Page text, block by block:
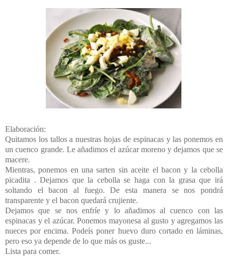
Elaboración:
Quitamos los tallos a nuestras hojas de espinacas y las ponemos en
un cuenco grande. Le añadimos el azúcar moreno y dejamos que se
macere.
Mientras, ponemos en una sarten sin aceite el bacon y la cebolla
picadita . Dejamos que la cebolla se haga con la grasa que irá
soltando el bacon al fuego. De esta manera se nos pondrá
transparente y el bacon quedará crujiente.
Dejamos que se nos enfríe y lo añadimos al cuenco con las
espinacas y el azúcar. Ponemos mayonesa al gusto y agregamos las
nueces por encima. Podeís poner huevo duro cortado en láminas,
pero eso ya depende de lo que más os guste...
Lista para comer.